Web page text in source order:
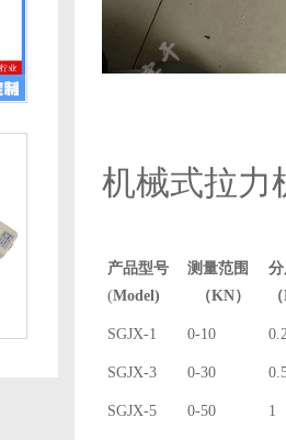
机械式拉力
产品型号
(Model)
测量范围
（KN）
SGJX-1 0-10
SGJX-3 0-30
SGJX-5 0-50 1